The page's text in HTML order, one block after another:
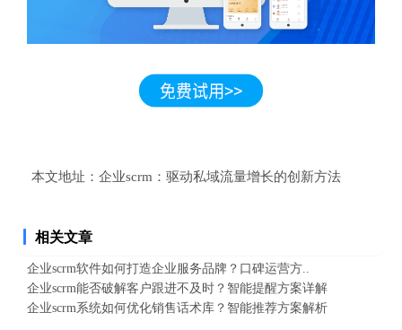
本文地址： 企业scrm：驱动私域流量增长的创新方法
相关文章
企业scrm软件如何打造企业服务品牌？口碑运营方..
企业scrm能否破解客户跟进不及时？智能提醒方案详解
企业scrm系统如何优化销售话术库？智能推荐方案解析